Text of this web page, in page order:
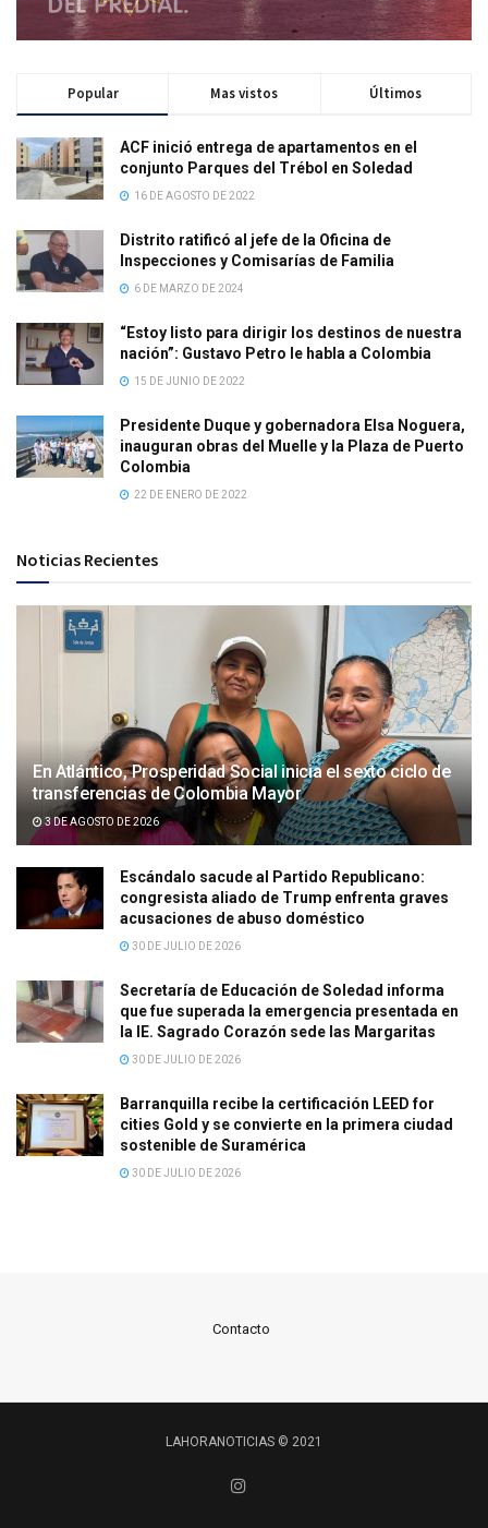
Popular Mas vistos Últimos
ACF inició entrega de apartamentos en el
conjunto Parques del Trébol en Soledad
16 DE AGOSTO DE 2022
Distrito ratificó al jefe de la Oficina de
Inspecciones y Comisarías de Familia
6 DE MARZO DE 2024
“Estoy listo para dirigir los destinos de nuestra
nación”: Gustavo Petro le habla a Colombia
15 DE JUNIO DE 2022
Presidente Duque y gobernadora Elsa Noguera,
inauguran obras del Muelle y la Plaza de Puerto
Colombia
22 DE ENERO DE 2022
Noticias Recientes
En Atlántico, Prosperidad Social inicia el sexto ciclo de
transferencias de Colombia Mayor
3 DE AGOSTO DE 2026
Escándalo sacude al Partido Republicano:
congresista aliado de Trump enfrenta graves
acusaciones de abuso doméstico
30 DE JULIO DE 2026
Secretaría de Educación de Soledad informa
que fue superada la emergencia presentada en
la IE. Sagrado Corazón sede las Margaritas
30 DE JULIO DE 2026
Barranquilla recibe la certificación LEED for
cities Gold y se convierte en la primera ciudad
sostenible de Suramérica
30 DE JULIO DE 2026
Contacto
LAHORANOTICIAS © 2021